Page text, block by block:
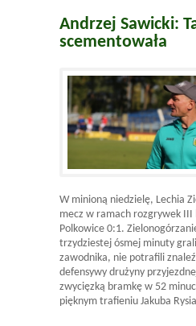
Andrzej Sawicki:
scementowała
W minioną niedzielę, Lechia
mecz w ramach rozgrywek III
Polkowice 0:1.
trzydziestej ósmej minuty
zawodnika, nie potrafili
defensywy drużyny
zwycięzką bramkę w 52
pięknym trafieniu Jakuba